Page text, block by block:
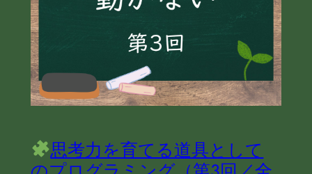
思考力を育てる道具として